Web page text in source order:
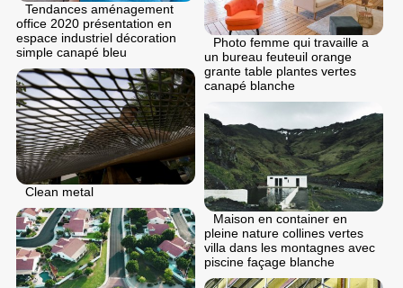
Tendances aménagement
office 2020 présentation en
espace industriel décoration
simple canapé bleu
Photo femme qui travaille a
un bureau feuteuil orange
grante table plantes vertes
canapé blanche
Clean metal
Maison en container en
pleine nature collines vertes
villa dans les montagnes avec
piscine façage blanche